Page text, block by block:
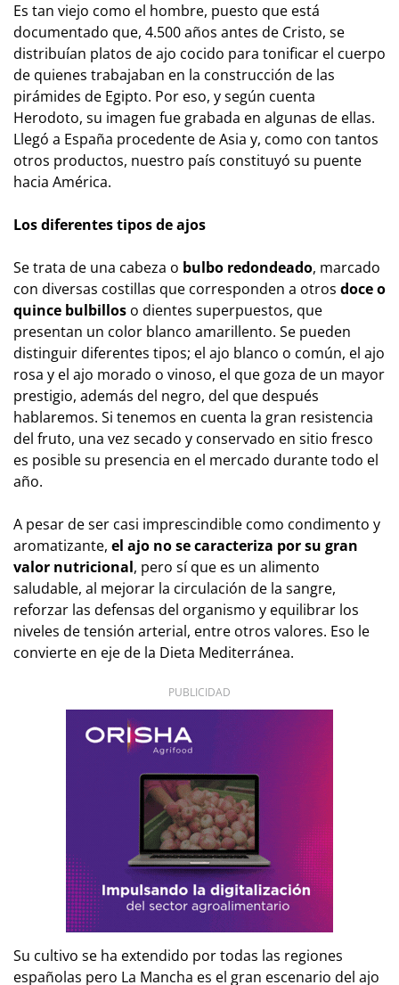
Es tan viejo como el hombre, puesto que está
documentado que, 4.500 años antes de Cristo, se
distribuían platos de ajo cocido para tonificar el cuerpo
de quienes trabajaban en la construcción de las
pirámides de Egipto. Por eso, y según cuenta
Herodoto, su imagen fue grabada en algunas de ellas.
Llegó a España procedente de Asia y, como con tantos
otros productos, nuestro país constituyó su puente
hacia América.
Los diferentes tipos de ajos
Se trata de una cabeza o bulbo redondeado, marcado
con diversas costillas que corresponden a otros doce o
quince bulbillos o dientes superpuestos, que
presentan un color blanco amarillento. Se pueden
distinguir diferentes tipos; el ajo blanco o común, el ajo
rosa y el ajo morado o vinoso, el que goza de un mayor
prestigio, además del negro, del que después
hablaremos. Si tenemos en cuenta la gran resistencia
del fruto, una vez secado y conservado en sitio fresco
es posible su presencia en el mercado durante todo el
año.
A pesar de ser casi imprescindible como condimento y
aromatizante, el ajo no se caracteriza por su gran
valor nutricional, pero sí que es un alimento
saludable, al mejorar la circulación de la sangre,
reforzar las defensas del organismo y equilibrar los
niveles de tensión arterial, entre otros valores. Eso le
convierte en eje de la Dieta Mediterránea.
PUBLICIDAD
Su cultivo se ha extendido por todas las regiones
españolas pero La Mancha es el gran escenario del ajo